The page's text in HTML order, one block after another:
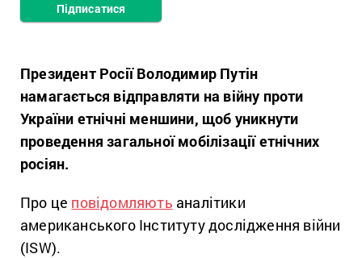
Підписатися
Президент Росії Володимир Путін
намагається відправляти на війну проти
України етнічні меншини, щоб уникнути
проведення загальної мобілізації етнічних
росіян.
Про це повідомляють аналітики
американського Інституту дослідження війни
(ISW).